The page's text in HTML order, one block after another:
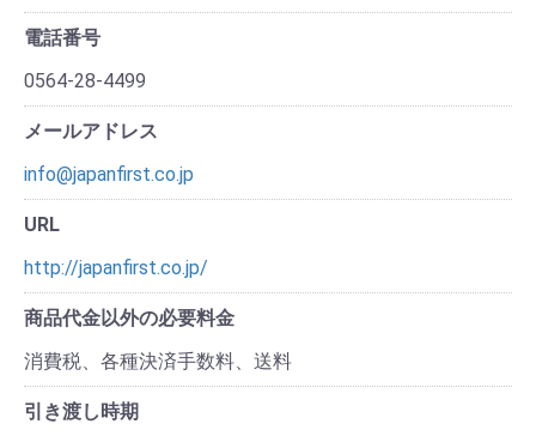
電話番号
0564-28-4499
メールアドレス
info@japanfirst.co.jp
URL
http://japanfirst.co.jp/
商品代金以外の必要料金
消費税、各種決済手数料、送料
引き渡し時期